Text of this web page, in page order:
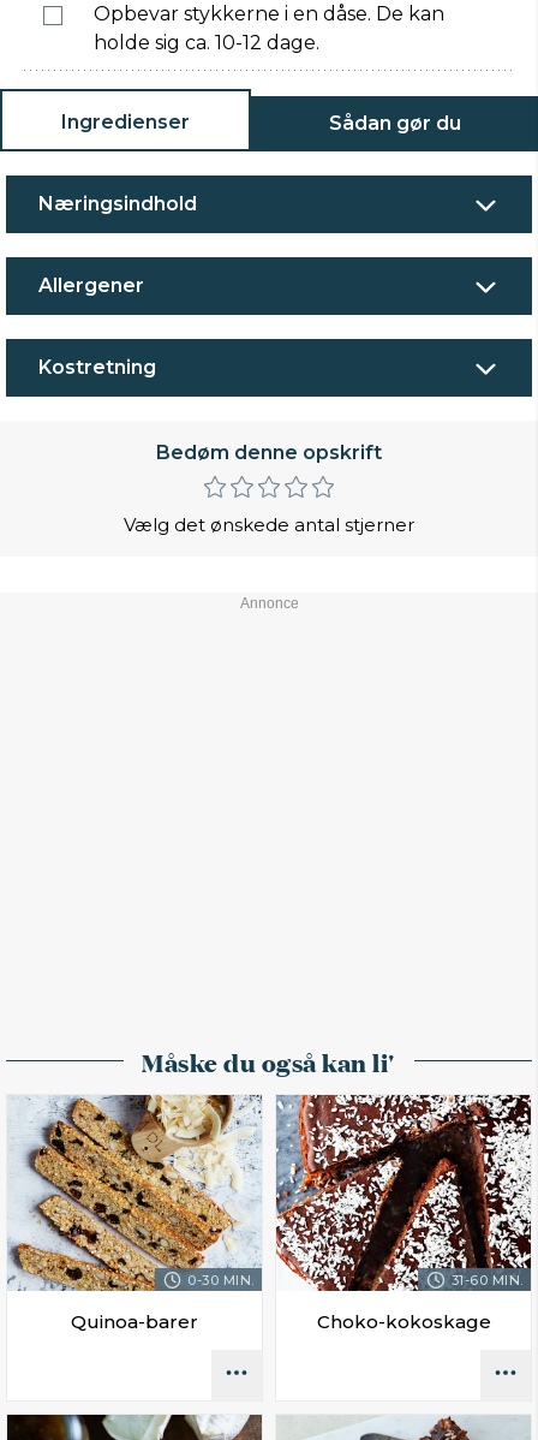
Opbevar stykkerne i en dåse. De kan
holde sig ca. 10-12 dage.
Ingredienser Sådan gør du
Næringsindhold
Allergener
Kostretning
Bedøm denne opskrift
Vælg det ønskede antal stjerner
Måske du også kan li'
0-30 MIN.
Quinoa-barer
31-60 MIN.
Choko-kokoskage